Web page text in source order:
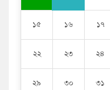
১৫ ১৬ ১৭
২২ ২৩ ২৪
২৯ ৩০ ৩১